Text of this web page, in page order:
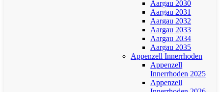
Aargau 2030
Aargau 2031
Aargau 2032
Aargau 2033
Aargau 2034
Aargau 2035
Appenzell Innerrhoden
Appenzell
Innerrhoden 2025
Appenzell